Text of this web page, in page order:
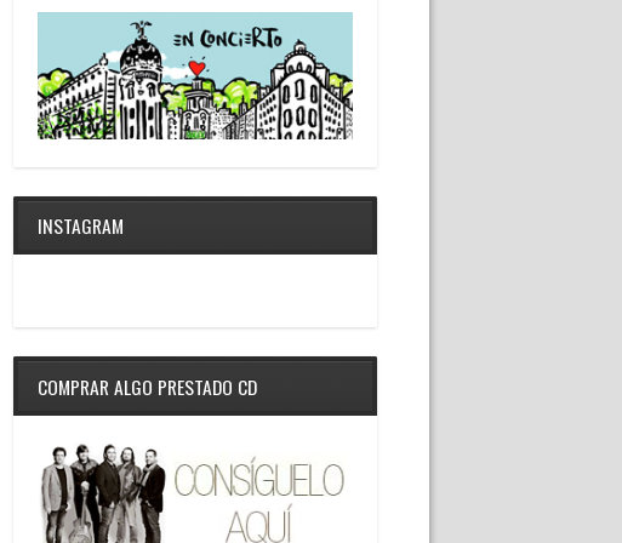
INSTAGRAM
COMPRAR ALGO PRESTADO CD